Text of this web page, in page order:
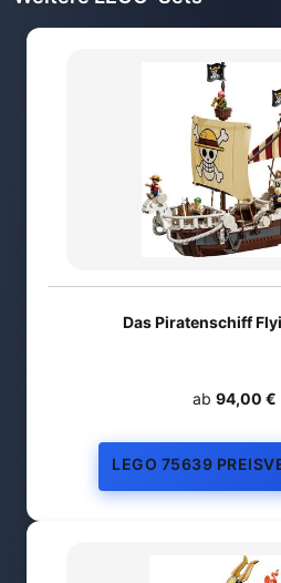
Das Piratenschiff
ab 94,00 €
LEGO 75639